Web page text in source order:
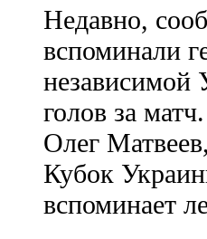
Недавно,
вспоминали
независимой
голов за
Олег
Кубок
вспоминает